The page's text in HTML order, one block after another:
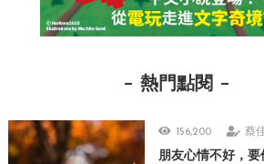
熱門點閱
156,200 蔡
朋友心情不好，